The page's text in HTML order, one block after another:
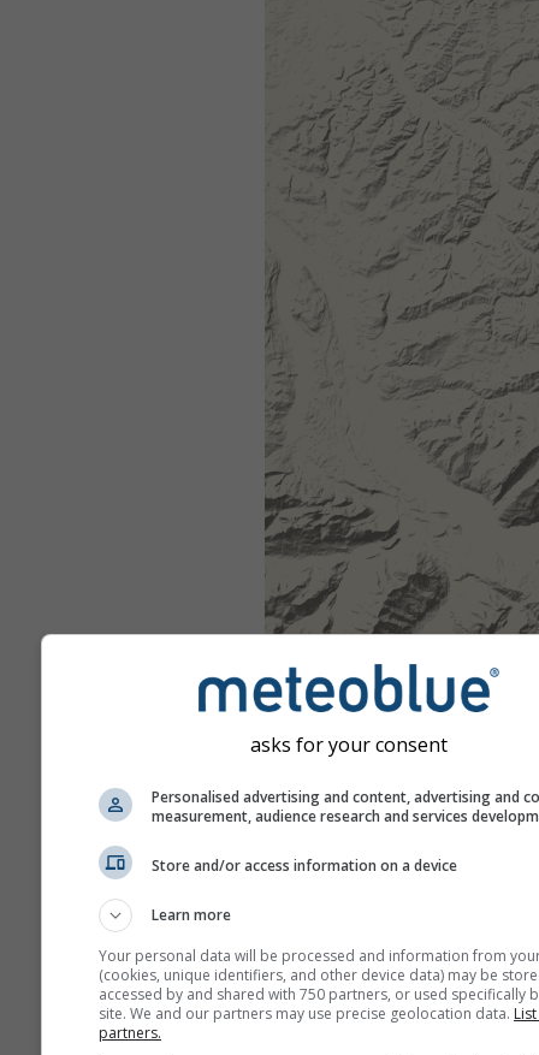
asks for your consent
Personalised advertising and content, advertising and
measurement, audience research and services
Store and/or access information on a device
Learn more
Your personal data will be processed and information from
(cookies, unique identifiers, and other device data) may be
accessed by and shared with 750 partners, or used specifically
site. We and our partners may use precise geolocation data.
partners.